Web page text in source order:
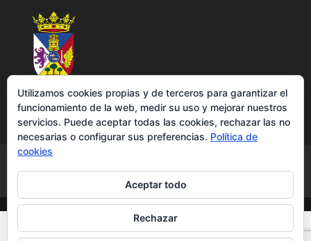
Política de cookies
Accesibilidad
Utilizamos cookies propias y de terceros para garantizar el
funcionamiento de la web, medir su uso y mejorar nuestros
servicios. Puede aceptar todas las cookies, rechazar las no
necesarias o configurar sus preferencias. Política de
cookies
Aceptar todo
Rechazar